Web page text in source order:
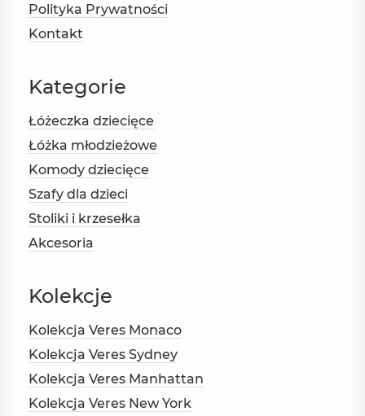
Polityka Prywatności
Kontakt
Kategorie
Łóżeczka dziecięce
Łóżka młodzieżowe
Komody dziecięce
Szafy dla dzieci
Stoliki i krzesełka
Akcesoria
Kolekcje
Kolekcja Veres Monaco
Kolekcja Veres Sydney
Kolekcja Veres Manhattan
Kolekcja Veres New York